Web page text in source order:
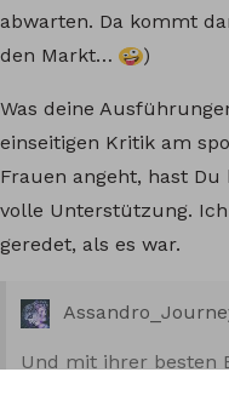
abwarten. Da kommt
den Markt…
)
Was deine
einseitigen Kritik am
Frauen angeht, hast
volle Unterstützung.
geredet, als es war.
Und mit ihrer besten